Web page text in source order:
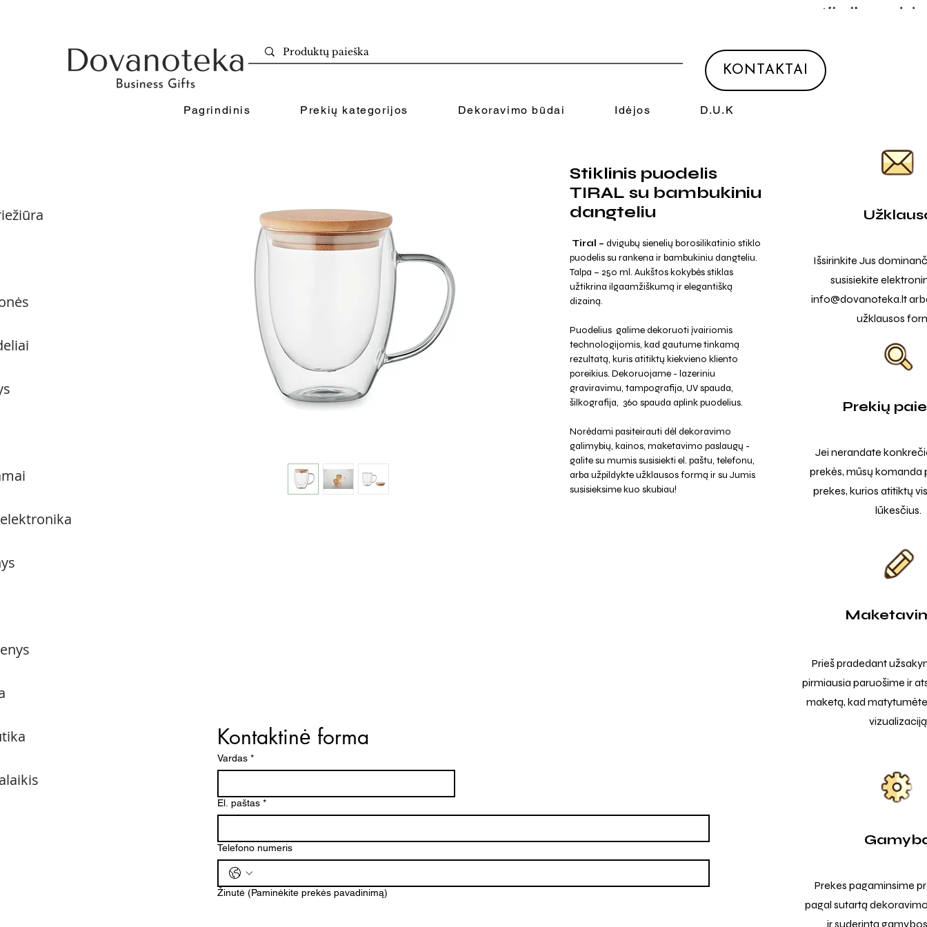
Pagrindinis Prekių kategorijos Dekoravimo būdai Idėjos D.U.K
KONTAKTAI
Stiklinis puodelis
TIRAL su bambukiniu
dangteliu
Tiral – dvigubų sienelių borosilikatinio stiklo
puodelis su rankena ir bambukiniu dangteliu.
Talpa – 250 ml. Aukštos kokybės stiklas
užtikrina ilgaamžiškumą ir elegantišką
dizainą.
Puodelius galime dekoruoti įvairiomis
technologijomis, kad gautume tinkamą
rezultatą, kuris atitiktų kiekvieno kliento
poreikius. Dekoruojame - lazeriniu
graviravimu, tampografija, UV spauda,
šilkografija, 360 spauda aplink puodelius.
Norėdami pasiteirauti dėl dekoravimo
galimybių, kainos, maketavimo paslaugų -
galite su mumis susisiekti el. paštu, telefonu,
arba užpildykte užklausos formą ir su Jumis
susisieksime kuo skubiau!
Išsirinkite Jus
susisiekite
info@dovanoteka.lt
užklausos
Prekių
Jei nerandate
prekės, mūsų komanda
prekes, kurios atitiktų
lūkesčius.
Kontaktinė forma
Vardas *
El. paštas *
Telefono numeris
Žinutė (Paminėkite prekės pavadinimą)
Prieš pradedant
pirmiausia paruošime ir
maketą, kad
vizualizaciją
Prekes pagaminsime
pagal sutartą
ir suderintą